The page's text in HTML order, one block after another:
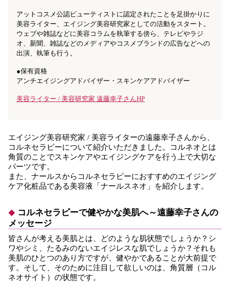
アットコスメ公認ビューティストに認定されたことを足掛かりに
美容ライター、エイジング美容研究家としての活動をスタート。
ウェブや雑誌などに美容コラムを執筆する傍ら、テレビやラジ
オ、新聞、雑誌などのメディアやコスメブランドの広告などへの
出演、執筆も行う。
●保有資格
アンチエイジングアドバイザー・スキンケアアドバイザー
美容ライター / 美容研究家 遠藤幸子さんHP
エイジング美容研究家 / 美容ライターの遠藤幸子さんから、
コルネセラピーについて紹介いただきました。コルネオとは
角質のことでスキンケアやエイジングケアを行う上で大切な
パーツです。
また、ナールスからコルネセラピーにおすすめのエイジング
ケア化粧品である美容液「ナールスネオ」を紹介します。
コルネセラピーで健やかな美肌へ～遠藤幸子さんの
メッセージ
皆さんが考える美肌とは、どのような肌状態でしょうか？シ
ワやシミ、たるみのないエイジレスな肌でしょうか？それも
美肌のひとつのあり方ですが、健やかであることが大前提で
す。そして、そのために注目して欲しいのは、角質層（コル
ネオサイト）の状態です。